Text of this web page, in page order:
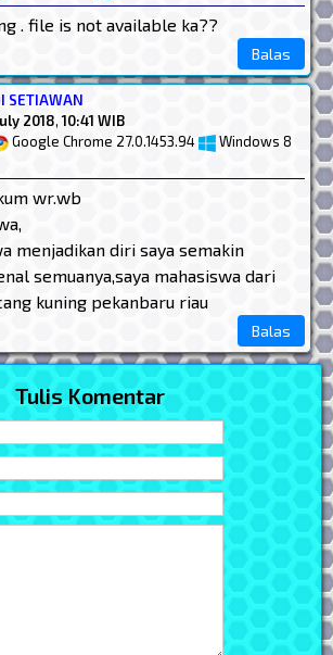
. file is not available ka??
Balas
SETIAWAN
2018,10:41 WIB
Google Chrome 27.0.1453.94
Windows 8
wr.wb
menjadikan diri saya semakin
semuanya,saya mahasiswa dari
kuning pekanbaru riau
Balas
Tulis Komentar